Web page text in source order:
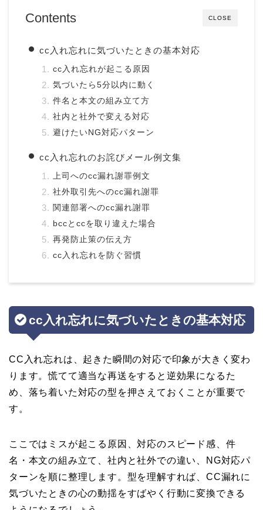
CLOSE
Contents
cc入れ忘れに気づいたときの基本対応
cc入れ忘れが起こる原因
気づいたら5分以内に動く
件名と本文の組み立て方
社内と社外で変える対応
避けたいNG対応パターン
cc入れ忘れのお詫びメール例文集
上司へのcc漏れ謝罪例文
社外取引先へのcc漏れ謝罪
関連部署へのcc漏れ謝罪
bccとccを取り違えた場合
再発防止策の伝え方
cc入れ忘れを防ぐ習慣
cc入れ忘れに気づいたときの基本対応
CC入れ忘れは、起きた瞬間の対応で印象が大きく変わ
ります。慌てて適当な再送をすると逆効果になるた
め、落ち着いた対応の型を押さえておくことが重要で
す。
ここではミスが起こる原因、対応のスピード感、件
名・本文の組み立て、社内と社外での違い、NG対応パ
ターンを順に整理します。型を理解すれば、CC漏れに
気づいたときの心の動揺をすばやく行動に変換できる